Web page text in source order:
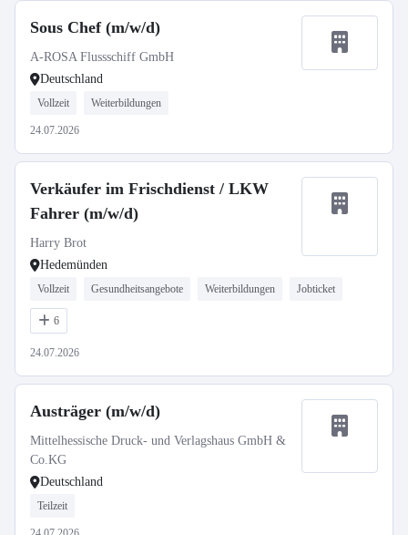
Sous Chef (m/w/d)
A-ROSA Flussschiff GmbH
Deutschland
Vollzeit Weiterbildungen
24.07.2026
Verkäufer im Frischdienst / LKW
Fahrer (m/w/d)
Harry Brot
Hedemünden
Vollzeit Gesundheitsangebote Weiterbildungen Jobticket
6
24.07.2026
Austräger (m/w/d)
Mittelhessische Druck- und Verlagshaus GmbH &
Co.KG
Deutschland
Teilzeit